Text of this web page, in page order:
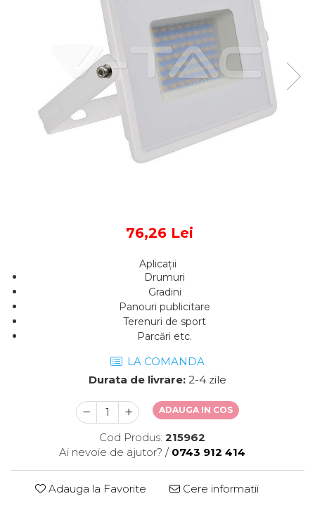
Lămpi de Birou
76,26 Lei
Aplicații
Drumuri
Gradini
Panouri publicitare
Terenuri de sport
Parcări etc.
LA COMANDA
Durata de livrare: 2-4 zile
ADAUGA IN COS
Cod Produs: 215962
Ai nevoie de ajutor? / 0743 912 414
Adauga la Favorite Cere informatii